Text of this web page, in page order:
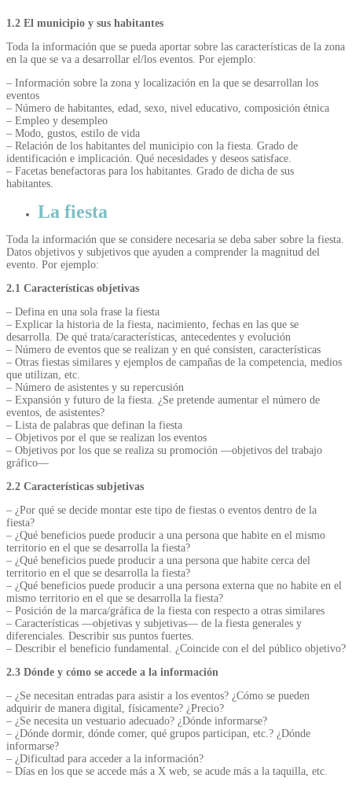
1.2 El municipio y sus habitantes
Toda la información que se pueda aportar sobre las características de la zona
en la que se va a desarrollar el/los eventos. Por ejemplo:
– Información sobre la zona y localización en la que se desarrollan los
eventos
– Número de habitantes, edad, sexo, nivel educativo, composición étnica
– Empleo y desempleo
– Modo, gustos, estilo de vida
– Relación de los habitantes del municipio con la fiesta. Grado de
identificación e implicación. Qué necesidades y deseos satisface.
– Facetas benefactoras para los habitantes. Grado de dicha de sus
habitantes.
La fiesta
Toda la información que se considere necesaria se deba saber sobre la fiesta.
Datos objetivos y subjetivos que ayuden a comprender la magnitud del
evento. Por ejemplo:
2.1 Características objetivas
– Defina en una sola frase la fiesta
– Explicar la historia de la fiesta, nacimiento, fechas en las que se
desarrolla. De qué trata/características, antecedentes y evolución
– Número de eventos que se realizan y en qué consisten, características
– Otras fiestas similares y ejemplos de campañas de la competencia, medios
que utilizan, etc.
– Número de asistentes y su repercusión
– Expansión y futuro de la fiesta. ¿Se pretende aumentar el número de
eventos, de asistentes?
– Lista de palabras que definan la fiesta
– Objetivos por el que se realizan los eventos
– Objetivos por los que se realiza su promoción —objetivos del trabajo
gráfico—
2.2 Características subjetivas
– ¿Por qué se decide montar este tipo de fiestas o eventos dentro de la
fiesta?
– ¿Qué beneficios puede producir a una persona que habite en el mismo
territorio en el que se desarrolla la fiesta?
– ¿Qué beneficios puede producir a una persona que habite cerca del
territorio en el que se desarrolla la fiesta?
– ¿Qué beneficios puede producir a una persona externa que no habite en el
mismo territorio en el que se desarrolla la fiesta?
– Posición de la marca/gráfica de la fiesta con respecto a otras similares
– Características —objetivas y subjetivas— de la fiesta generales y
diferenciales. Describir sus puntos fuertes.
– Describir el beneficio fundamental. ¿Coincide con el del público objetivo?
2.3 Dónde y cómo se accede a la información
– ¿Se necesitan entradas para asistir a los eventos? ¿Cómo se pueden
adquirir de manera digital, físicamente? ¿Precio?
– ¿Se necesita un vestuario adecuado? ¿Dónde informarse?
– ¿Dónde dormir, dónde comer, qué grupos participan, etc.? ¿Dónde
informarse?
– ¿Dificultad para acceder a la información?
– Días en los que se accede más a X web, se acude más a la taquilla, etc.